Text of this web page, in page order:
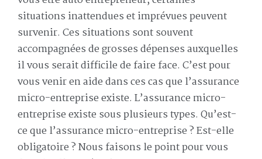
situations inattendues et imprévues peuvent
survenir. Ces situations sont souvent
accompagnées de grosses dépenses auxquelles
il vous serait difficile de faire face. C’est pour
vous venir en aide dans ces cas que l’assurance
micro-entreprise existe. L’assurance micro-
entreprise existe sous plusieurs types. Qu’est-
ce que l’assurance micro-entreprise ? Est-elle
obligatoire ? Nous faisons le point pour vous